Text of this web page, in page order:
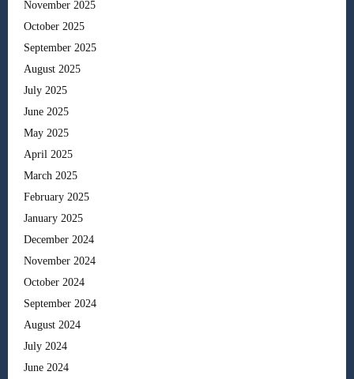
November 2025
October 2025
September 2025
August 2025
July 2025
June 2025
May 2025
April 2025
March 2025
February 2025
January 2025
December 2024
November 2024
October 2024
September 2024
August 2024
July 2024
June 2024